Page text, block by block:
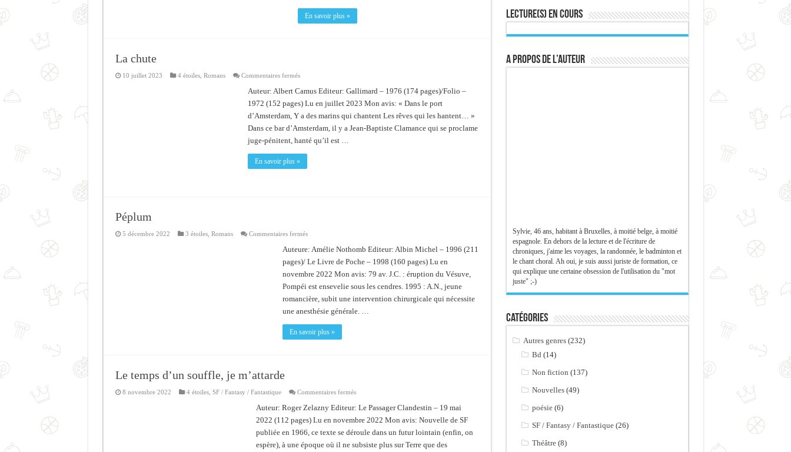
En savoir plus »
La chute
10 juillet 2023 4 étoiles, Romans Commentaires ferméssur
chute
Auteur: Albert Camus Editeur: Gallimard – 1976 (174 pages)/Folio –
1972 (152 pages) Lu en juillet 2023 Mon avis: « Dans le port
d’Amsterdam, Y a des marins qui chantent Les rêves qui les hantent… »
Dans ce bar d’Amsterdam, il y a Jean-Baptiste Clamance qui se proclame
juge-pénitent, hanté qu’il est …
En savoir plus »
Péplum
5 décembre 2022 3 étoiles, Romans Commentaires ferméssur
Auteure: Amélie Nothomb Editeur: Albin Michel – 1996 (211
pages)/ Le Livre de Poche – 1998 (160 pages) Lu en
novembre 2022 Mon avis: 79 av. J.C. : éruption du Vésuve,
Pompéi est ensevelie sous les cendres. 1995 : A.N., jeune
romancière, subit une intervention chirurgicale qui nécessite
une anesthésie générale. …
En savoir plus »
Le temps d’un souffle, je m’attarde
8 novembre 2022 4 étoiles, SF / Fantasy / Fantastique Commentaires ferméssur
temps
d’un
souffle,
m’attarde
Auteur: Roger Zelazny Editeur: Le Passager Clandestin – 19 mai
2022 (112 pages) Lu en novembre 2022 Mon avis: Nouvelle de SF
publiée en 1966, ce texte se déroule dans un futur lointain (enfin, on
espère), à une époque où il ne subsiste plus sur Terre que des
Lecture(s) en cours
A propos de l’auteur
Sylvie, 46 ans, habitant à Bruxelles, à moitié belge, à moitié
espagnole. En dehors de la lecture et de l'écriture de
chroniques, j'aime les voyages, la randonnée, le badminton et
le chant choral. Ah oui, je suis aussi juriste de formation, ce
qui explique une certaine obsession de l'utilisation du "mot
juste" ;-)
Catégories
Autres genres (232)
Bd (14)
Non fiction (137)
Nouvelles (49)
poésie (6)
SF / Fantasy / Fantastique (26)
Théâtre (8)